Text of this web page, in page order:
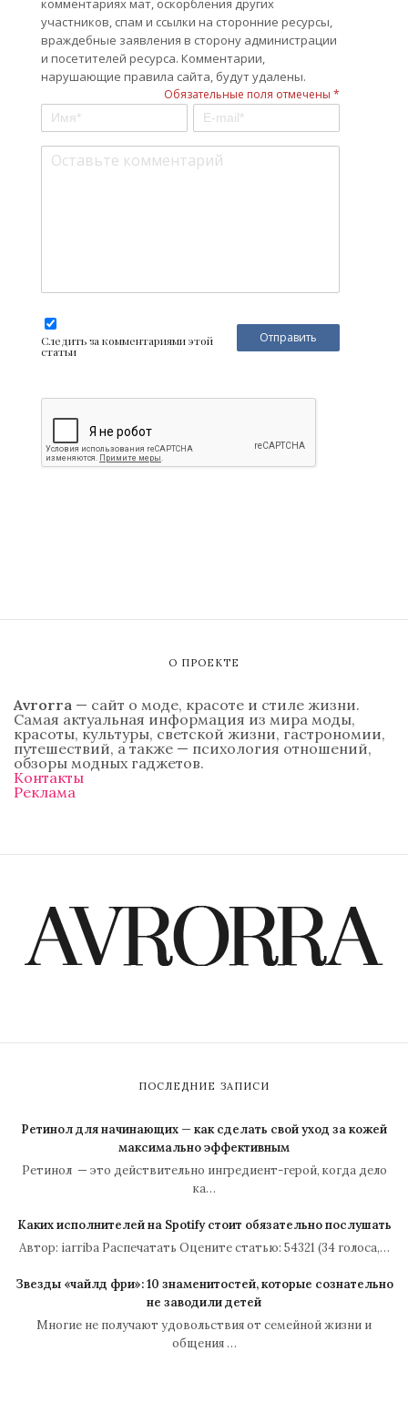
комментариях мат, оскорбления других
участников, спам и ссылки на сторонние ресурсы,
враждебные заявления в сторону администрации
и посетителей ресурса. Комментарии,
нарушающие правила сайта, будут удалены.
Обязательные поля отмечены *
Следить за комментариями этой
статьи
О ПРОЕКТЕ
Avrorra — сайт о моде, красоте и стиле жизни.
Самая актуальная информация из мира моды,
красоты, культуры, светской жизни, гастрономии,
путешествий, а также — психология отношений,
обзоры модных гаджетов.
Контакты
Реклама
ПОСЛЕДНИЕ ЗАПИСИ
Ретинол для начинающих — как сделать свой уход за кожей
максимально эффективным
Ретинол — это действительно ингредиент-герой, когда дело
ка…
Каких исполнителей на Spotify стоит обязательно послушать
Автор: iarriba Распечатать Оцените статью: 54321 (34 голоса,…
Звезды «чайлд фри»: 10 знаменитостей, которые сознательно
не заводили детей
Многие не получают удовольствия от семейной жизни и
общения …